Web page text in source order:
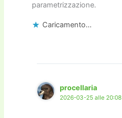
parametrizzazione.
Caricamento...
procellaria
2026-03-25 alle 20:08